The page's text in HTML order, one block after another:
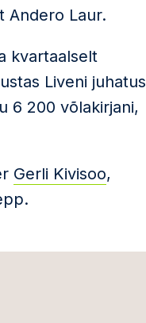
Andero Laur.
kvartaalselt
Liveni juhatus
6 200 võlakirjani,
Gerli Kivisoo,